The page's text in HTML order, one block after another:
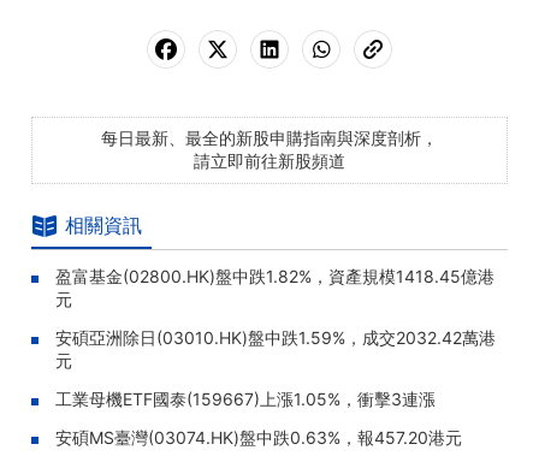
每日最新、最全的新股申購指南與深度剖析，
請立即前往新股頻道
相關資訊
盈富基金(02800.HK)盤中跌1.82%，資產規模1418.45億港
元
安碩亞洲除日(03010.HK)盤中跌1.59%，成交2032.42萬港
元
工業母機ETF國泰(159667)上漲1.05%，衝擊3連漲
安碩MS臺灣(03074.HK)盤中跌0.63%，報457.20港元